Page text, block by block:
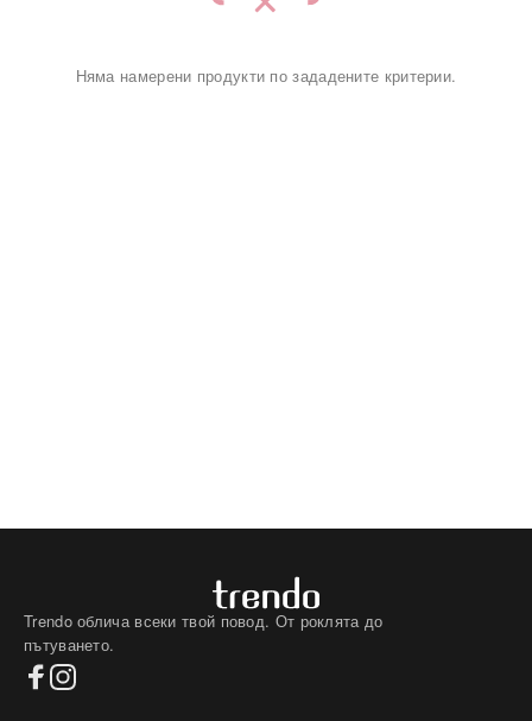
Няма намерени продукти по зададените критерии.
Trendo облича всеки твой повод. От роклята до
пътуването.